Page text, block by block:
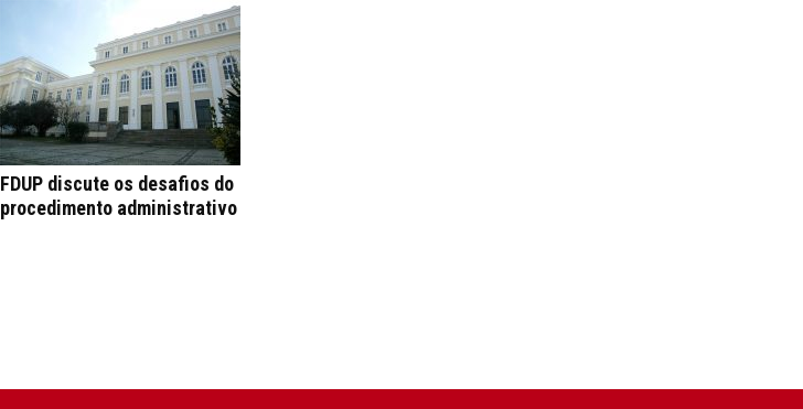
FDUP discute os desafios do
procedimento administrativo